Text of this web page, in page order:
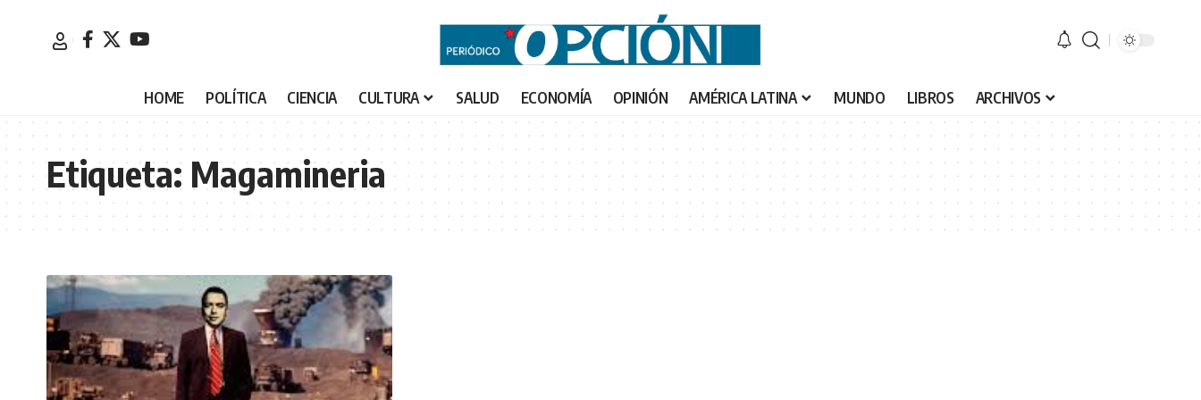
HOME POLÍTICA CIENCIA CULTURA SALUD ECONOMÍA OPINIÓN AMÉRICA LATINA MUNDO LIBROS ARCHIVOS
Etiqueta: Magamineria